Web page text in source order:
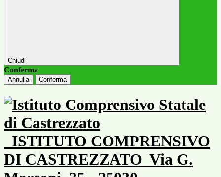
Chiudi
Conferma
Annulla Conferma
ISTITUTO COMPRENSIVO
DI CASTREZZATO Via G.